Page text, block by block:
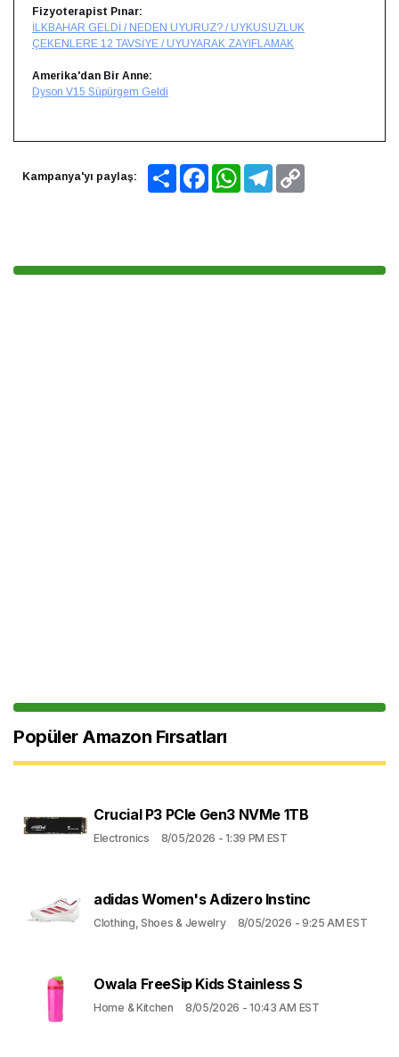
Fizyoterapist Pınar:
İLKBAHAR GELDİ / NEDEN UYURUZ? / UYKUSUZLUK
ÇEKENLERE 12 TAVSİYE / UYUYARAK ZAYIFLAMAK
Amerika'dan Bir Anne:
Dyson V15 Süpürgem Geldi
Kampanya'yı paylaş: Share FacebookWhatsAppTelegram
Popüler Amazon Fırsatları
Crucial P3 PCIe Gen3 NVMe 1TB
Electronics 8/05/2026 - 1:39 PM EST
adidas Women's Adizero Instinc
Clothing, Shoes & Jewelry 8/05/2026 - 9:25 AM EST
Owala FreeSip Kids Stainless S
Home & Kitchen 8/05/2026 - 10:43 AM EST